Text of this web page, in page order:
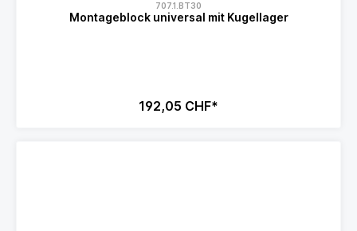
707.1.BT30
Montageblock universal mit Kugellager
192,05 CHF*